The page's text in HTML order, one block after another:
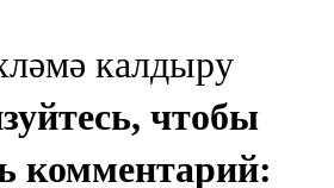
калдыру
чтобы
комментарий: